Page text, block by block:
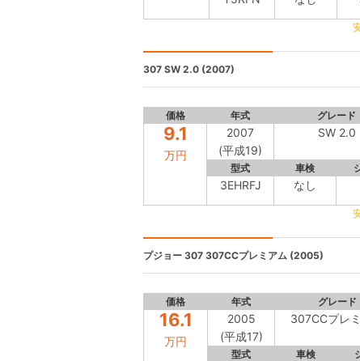
307 SW 2.0 (2007)
価格 年式 グレード
9.1
万円
2007
(平成19)
SW 2.0
型式 車検
3EHRFJ なし
プジョー 307 307CCプレミアム (2005)
価格 年式 グレード
16.1
万円
2005
(平成17)
307CCプレ
型式 車検